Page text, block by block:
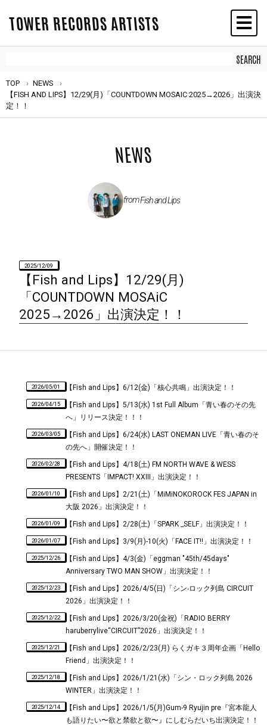
TOWER RECORDS ARTISTS
TOP
NEWS
【FISH AND LIPS】12/29(月)「COUNTDOWN MOSAIC 2025→2026」出演決
定！！
NEWS
fromFish and Lips
2025/12/09
【Fish and Lips】12/29(月)
「COUNTDOWN MOSAiC
2025→2026」出演決定！！
2026/05/01 【Fish and Lips】6/12(金)「核心共鳴」出演決定！！
2026/04/15
【Fish and Lips】5/13(水) 1st Full Album「青い春のその先
へ」リリース決定！！！
2026/03/05
【Fish and Lips】6/24(水) LAST ONEMAN LIVE「青い春のそ
の先へ」開催決定！！
2026/02/28
【Fish and Lips】4/18(土) FM NORTH WAVE & WESS
PRESENTS「IMPACT! XXIII」出演決定！！
2026/01/10
【Fish and Lips】2/21(土)「MiMiNOKOROCK FES JAPAN in
大阪 2026」出演決定！！
2026/01/09 【Fish and Lips】2/28(土)「SPARK _SELF」出演決定！！
2026/01/07 【Fish and Lips】3/9(月)-10(火)「FACE IT!!」出演決定！！
2025/12/26
【Fish and Lips】4/3(金)「eggman "45th/45days"
Anniversary TWO MAN SHOW」出演決定！！
2025/12/23
【Fish and Lips】2026/4/5(日)「シン‧ロック列島 CIRCUIT
2026」出演決定！！
2025/12/22
【Fish and Lips】2026/3/20(金祝)「RADIO BERRY
haruberrylive“CIRCUIT”2026」出演決定！！
2025/12/21
【Fish and Lips】2026/2/23(月) らくガキ３周年企画「Hello
Friend」出演決定！！
2025/12/18
【Fish and Lips】2026/1/21(水)「シン・ロック列島 2026
WINTER」出演決定！！
2025/12/14
【Fish and Lips】2026/1/5(月)Gum-9 Ryujin pre『宮本龍人
も語りたい〜欲と禁欲と欲〜』にしむらだいち出演決定！！